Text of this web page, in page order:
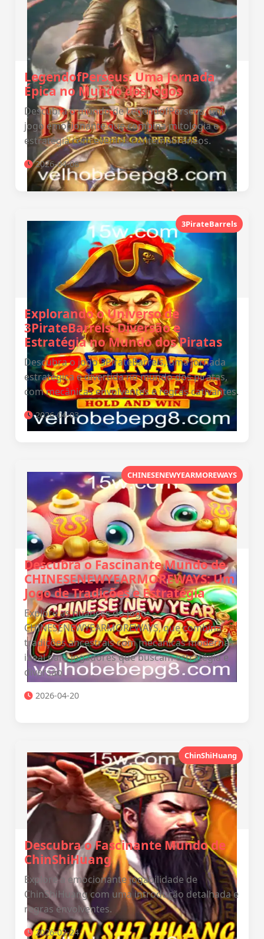
LegendofPerseus: Uma Jornada
Épica no Mundo dos Jogos
Descubra o mundo de LegendofPerseus, um
jogo emocionante que combina mitologia e
estratégia com eventos contemporâneos.
2026-04-08
3PirateBarrels
Explorando o Universo de
3PirateBarrels: Diversão e
Estratégia no Mundo dos Piratas
Descubra o jogo 3PirateBarrels, uma jornada
estratégica e divertida no mundo dos piratas,
com mecânicas envolventes e regras cativantes.
2026-04-03
CHINESENEWYEARMOREWAYS
Descubra o Fascinante Mundo de
CHINESENEWYEARMOREWAYS: Um
Jogo de Tradições e Estratégia
Explore as nuances do jogo
CHINESENEWYEARMOREWAYS, que combina
tradições ancestrais com mecânicas modernas,
ideal para jogadores que buscam estratégia e
diversão.
2026-04-20
ChinShiHuang
Descubra o Fascinante Mundo de
ChinShiHuang
Explore a emocionante jogabilidade de
ChinShiHuang com uma introdução detalhada e
regras envolventes.
2026-02-24